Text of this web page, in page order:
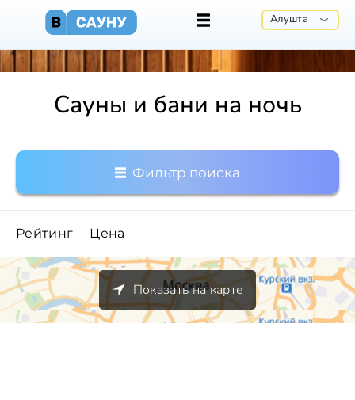
Алушта
Сауны и бани на ночь
Фильтр поиска
Рейтинг Цена
Показать на карте